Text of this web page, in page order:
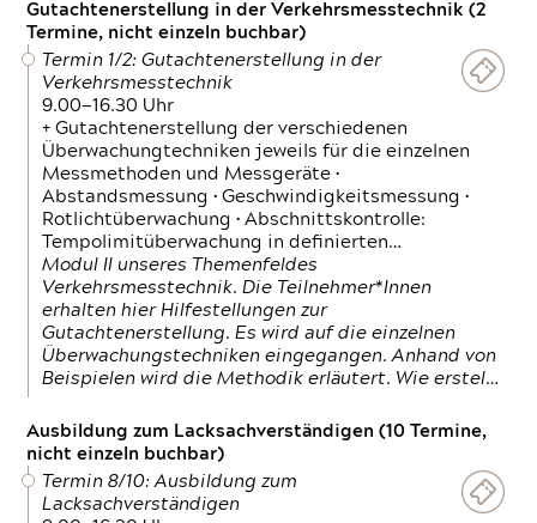
Gutachtenerstellung in der Verkehrsmesstechnik (2
Termine, nicht einzeln buchbar)
Termin 1/2: Gutachtenerstellung in der
Verkehrsmesstechnik
9.00—16.30 Uhr
+ Gutachtenerstellung der verschiedenen
Überwachungtechniken jeweils für die einzelnen
Messmethoden und Messgeräte •
Abstandsmessung • Geschwindigkeitsmessung •
Rotlichtüberwachung • Abschnittskontrolle:
Tempolimitüberwachung in definierten…
Modul II unseres Themenfeldes
Verkehrsmesstechnik. Die Teilnehmer*Innen
erhalten hier Hilfestellungen zur
Gutachtenerstellung. Es wird auf die einzelnen
Überwachungstechniken eingegangen. Anhand von
Beispielen wird die Methodik erläutert. Wie erstel…
Ausbildung zum Lacksachverständigen (10 Termine,
nicht einzeln buchbar)
Termin 8/10: Ausbildung zum
Lacksachverständigen